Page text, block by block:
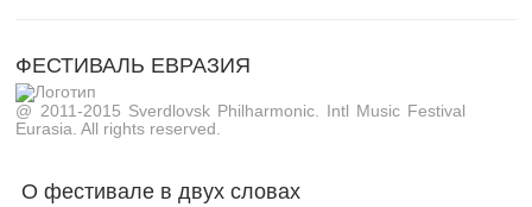
ФЕСТИВАЛЬ ЕВРАЗИЯ
@ 2011-2015 Sverdlovsk Philharmonic. Intl Music Festival
Eurasia. All rights reserved.
О фестивале в двух словах